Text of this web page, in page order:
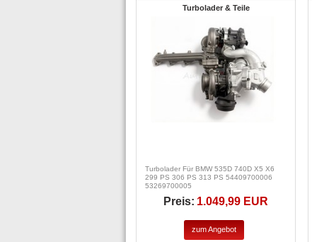
Turbolader & Teile
Turbolader Für BMW 535D 740D X5 X6
299 PS 306 PS 313 PS 54409700006
53269700005
Preis: 1.049,99 EUR
zum Angebot